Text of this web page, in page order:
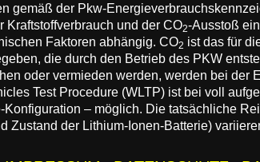
gemäß der Pkw-
Kraftstoffverbrauch und der CO2-Ausstoß
Faktoren abhängig. CO2 ist das für
die durch den Betrieb des PKW
oder vermieden werden, werden bei der
Test Procedure (WLTP) ist bei voll
– möglich. Die tatsächliche
Zustand der Lithium-Ionen-Batterie)